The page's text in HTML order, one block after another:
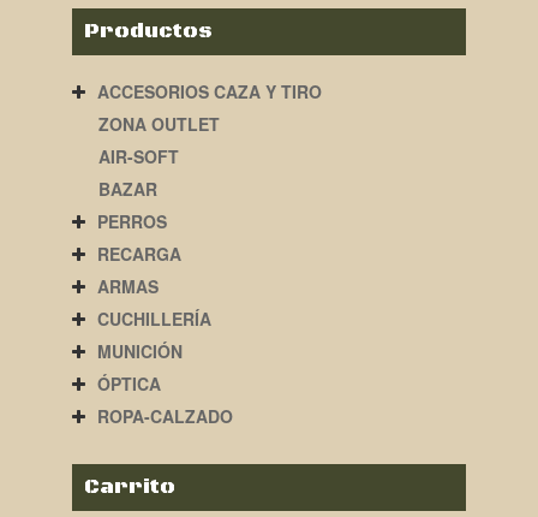
Productos
ACCESORIOS CAZA Y TIRO
ZONA OUTLET
AIR-SOFT
BAZAR
PERROS
RECARGA
ARMAS
CUCHILLERÍA
MUNICIÓN
ÓPTICA
ROPA-CALZADO
Carrito